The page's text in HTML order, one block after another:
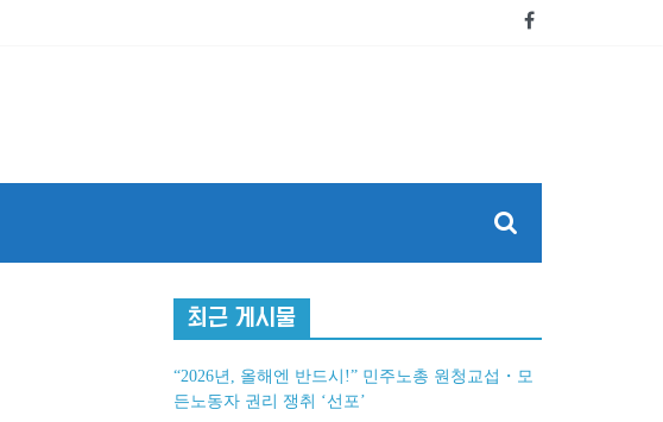
최근 게시물
“2026년, 올해엔 반드시!” 민주노총 원청교섭・모
든노동자 권리 쟁취 ‘선포’